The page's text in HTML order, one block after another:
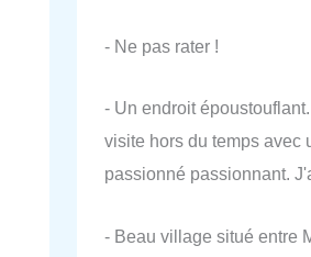
- Ne pas rater !
- Un endroit
visite hors du temps avec
passionné passionnant.
- Beau village situé entre